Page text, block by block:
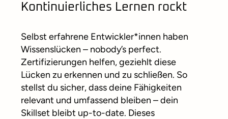
Kontinuierliches Lernen rockt
Selbst erfahrene Entwickler*innen haben
Wissenslücken – nobody’s perfect.
Zertifizierungen helfen, geziehlt diese
Lücken zu erkennen und zu schließen. So
stellst du sicher, dass deine Fähigkeiten
relevant und umfassend bleiben – dein
Skillset bleibt up-to-date. Dieses